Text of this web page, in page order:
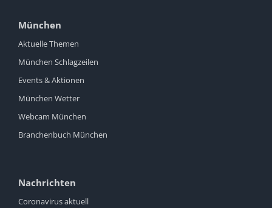
München
Aktuelle Themen
München Schlagzeilen
Events & Aktionen
München Wetter
Webcam München
Branchenbuch München
Nachrichten
Coronavirus aktuell